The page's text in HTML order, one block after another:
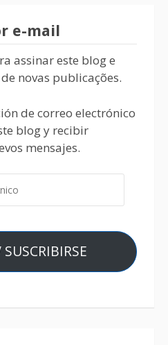
e-mail
assinar este blog e
novas publicações.
de correo electrónico
blog y recibir
mensajes.